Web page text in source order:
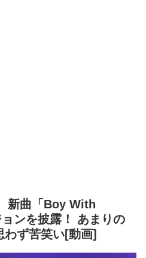
新曲「Boy With
ンを披露！ あまりの
わず苦笑い[動画]